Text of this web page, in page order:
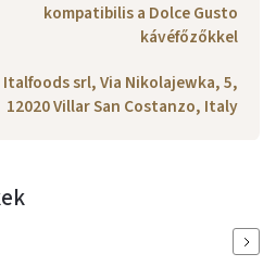
kompatibilis a Dolce Gusto
kávéfőzőkkel
Italfoods srl, Via Nikolajewka, 5,
12020 Villar San Costanzo, Italy
Next